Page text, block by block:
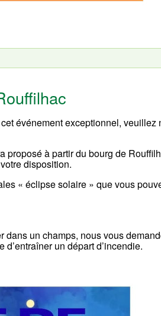
événement exceptionnel, veuillez
proposé à partir du bourg de
disposition.
« éclipse solaire » que vous
dans un champs, nous vous
un départ d’incendie.